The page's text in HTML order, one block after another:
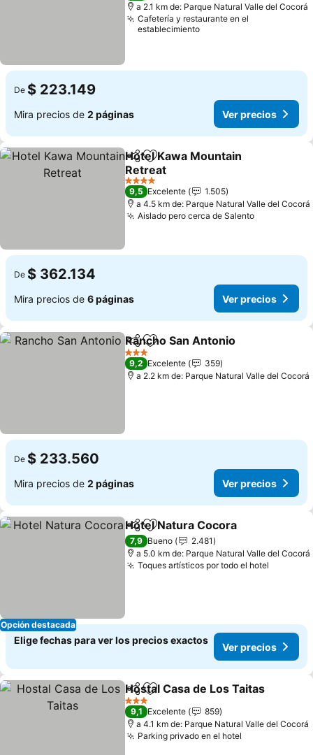
a 2.1 km de: Parque Natural Valle del Cocorá
Cafetería y restaurante en el
establecimiento
De $ 223.149
Mira precios de 2 páginas Ver precios
CompartirAgregar a favoritos
Hotel Kawa Mountain
Retreat
4 Estrellas
9,5 Excelente
1.505
a 4.5 km de: Parque Natural Valle del Cocorá
Aislado pero cerca de Salento
De $ 362.134
Mira precios de 6 páginas Ver precios
CompartirAgregar a favoritos
Rancho San Antonio
3 Estrellas
9,2 Excelente
359
a 2.2 km de: Parque Natural Valle del Cocorá
De $ 233.560
Mira precios de 2 páginas Ver precios
Opción destacada
CompartirAgregar a favoritos
Hotel Natura Cocora
7,9 Bueno
2.481
a 5.0 km de: Parque Natural Valle del Cocorá
Toques artísticos por todo el hotel
Elige fechas para ver los precios exactos
Ver precios
CompartirAgregar a favoritos
Hostal Casa de Los Taitas
3 Estrellas
9,1 Excelente
859
a 4.1 km de: Parque Natural Valle del Cocorá
Parking privado en el hotel